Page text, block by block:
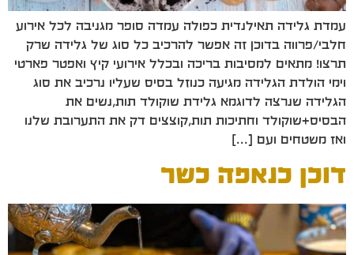
עמדת גלידה תאילנדית כפולה עמדה סופר מגניבה לכל אירוע
חלבי/פרווה בדוכן זה אפשר להרכיב כל סוג של גלידה שרק
תרצו! מתאים למסיבות בריכה ובכלל אירועי קיץ ואפטר פארטי
וימי הולדת הגלידה מגיעה כנוזל בסיס שעליו נרכיב את סוג
הגלידה שנרצה לדוגמא גלידת שוקולד תות,נשים את
הבסיס+שוקולד וחתיכות תות,קוצצים דק את התערובת שלנו
ואז משטחים ועם […]
דוכן כנאפה כשר